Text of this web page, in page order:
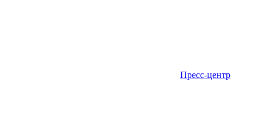
Пресс-центр